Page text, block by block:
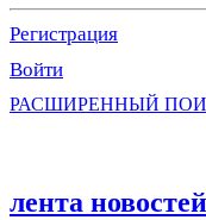
Регистрация
Войти
РАСШИРЕННЫЙ
лента новостей